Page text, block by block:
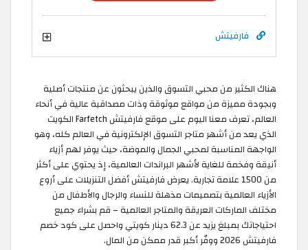
فارفيتش
هناك الكثير من محبي التسوق والذين يبحثون عن منتجات أصلية
وبجودة مميزة من مواقع موثوقة وذات مصداقية عالية في أنحاء
العالم، تعرف معنا اليوم على موقع فارفيتش Farfetch الكويت
الذي يعد من أشهر متاجر التسوق الإلكترونية في العالم كله، وهو
الواجهة المناسبة لمحبي الجمال والموضة، حيث يوفر لهم أزياء
أنيقة وفخمة للغاية لأشهر البراندات العالمية، إذ يحتوي على أكثر
من 1500 علامة تجارية. يعرض فارفيتش أفضل التنزيلات على أروع
الأزياء العالمية بتصميمات مذهلة للنساء والرجال والأطفال من
مختلف الماركات العريقة والمتاجر العالمية – قم بشراء جميع
احتياجاتك بمبلغ يزيد عن 62.3 دينار كويتي واحصل على كود خصم
فارفيتش 2026 ووفّر أكبر قدر ممكن من المال.